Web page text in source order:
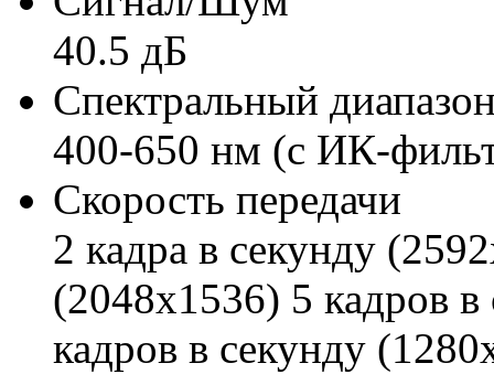
40.5 дБ
Спектральный
400-650 нм (с ИК-
Скорость передачи
2 кадра в секунду
(2048x1536) 5 кадров
кадров в секунду